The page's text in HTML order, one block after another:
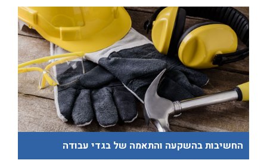
החשיבות בהשקעה והתאמה של בגדי עבודה